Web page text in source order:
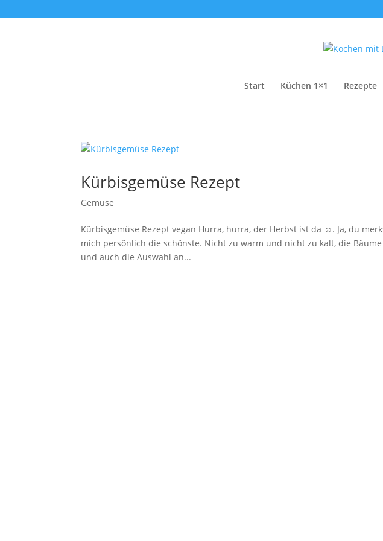
Start Küchen 1×1 Rezepte
Kürbisgemüse Rezept
Gemüse
Kürbisgemüse Rezept vegan Hurra, hurra, der Herbst ist da ☺. Ja, du
mich persönlich die schönste. Nicht zu warm und nicht zu kalt, die
und auch die Auswahl an...